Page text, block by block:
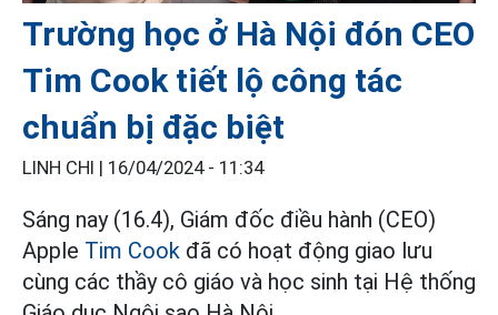
Trường học ở Hà Nội đón CEO
Tim Cook tiết lộ công tác
chuẩn bị đặc biệt
LINH CHI | 16/04/2024 - 11:34
Sáng nay (16.4), Giám đốc điều hành (CEO)
Apple Tim Cook đã có hoạt động giao lưu
cùng các thầy cô giáo và học sinh tại Hệ thống